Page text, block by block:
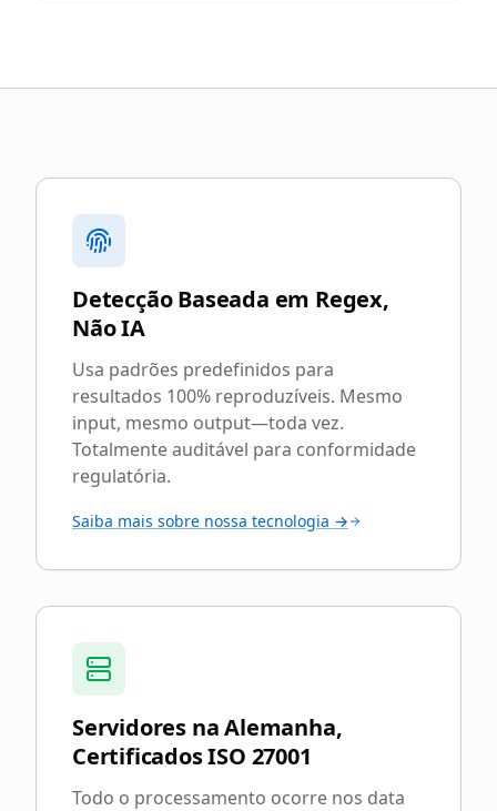
Por que escolher blurgate.legal
Detecção Baseada em Regex,
Não IA
Usa padrões predefinidos para
resultados 100% reproduzíveis. Mesmo
input, mesmo output—toda vez.
Totalmente auditável para conformidade
regulatória.
Saiba mais sobre nossa tecnologia →
Servidores na Alemanha,
Certificados ISO 27001
Todo o processamento ocorre nos data